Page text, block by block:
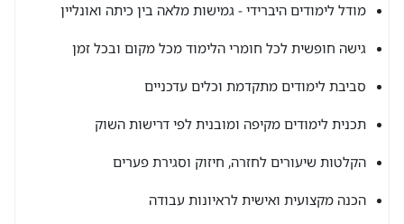
מודל לימודים היברידי - גמישות מלאה בין כיתה ואונליין
גישה חופשית לכל חומרי הלימוד מכל מקום ובכל זמן
סביבת לימודים מתקדמת וכלים עדכניים
תכנית לימודים מקיפה ומובנית לפי דרישות השוק
הקלטות שיעורים לחזרה, חיזוק וסגירת פערים
הכנה מקצועית ואישית לראיונות עבודה